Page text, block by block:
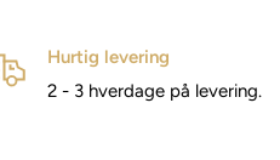
Hurtig levering
2 - 3 hverdage på levering.